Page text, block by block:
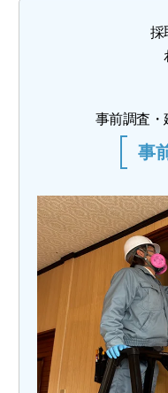
採
事前調査・
事